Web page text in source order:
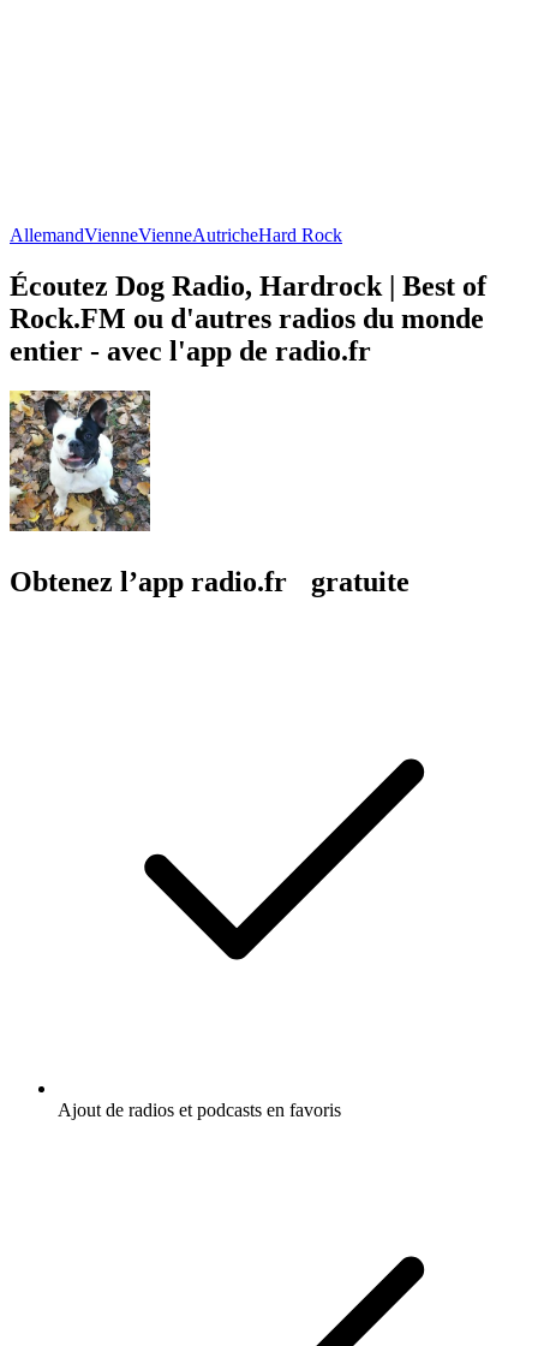
AllemandVienneVienneAutricheHard Rock
Écoutez Dog Radio, Hardrock | Best of
Rock.FM ou d'autres radios du monde
entier - avec l'app de radio.fr
Obtenez l’app radio.fr gratuite
Ajout de radios et podcasts en favoris